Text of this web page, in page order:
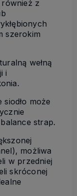
z
szerokim
wełną
i
może
strap.
możliwa
w przedniej
skróconej